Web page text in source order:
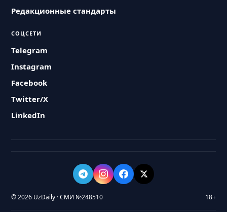
Редакционные стандарты
СОЦСЕТИ
Telegram
Instagram
Facebook
Twitter/X
LinkedIn
© 2026 UzDaily · СМИ №248510 18+